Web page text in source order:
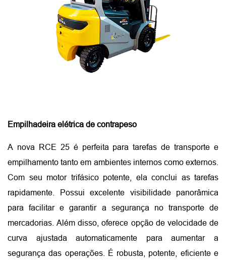
Empilhadeira elétrica de contrapeso
A nova RCE 25 é perfeita para tarefas de transporte e
empilhamento tanto em ambientes internos como externos.
Com seu motor trifásico potente, ela conclui as tarefas
rapidamente. Possui excelente visibilidade panorâmica
para facilitar e garantir a segurança no transporte de
mercadorias. Além disso, oferece opção de velocidade de
curva ajustada automaticamente para aumentar a
segurança das operações. É robusta, potente, eficiente e